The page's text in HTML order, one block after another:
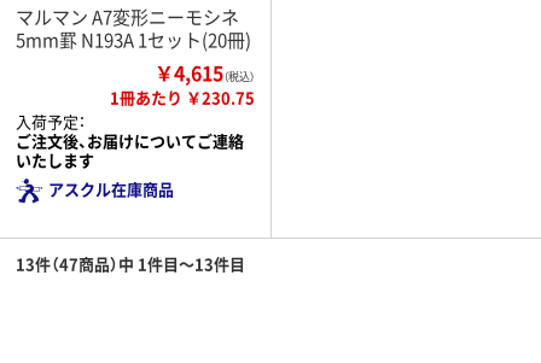
マルマン A7変形ニーモシネ
5mm罫 N193A 1セット(20冊)
￥4,615（税込）
1冊あたり ￥230.75
入荷予定：
ご注文後、お届けについてご連絡
いたします
アスクル在庫商品
13件（47商品）中 1件目～13件目